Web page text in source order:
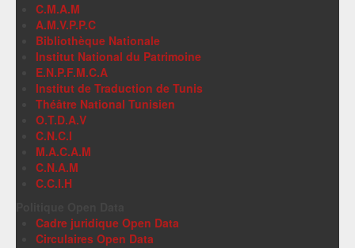
C.M.A.M
A.M.V.P.P.C
Bibliothèque Nationale
Institut National du Patrimoine
E.N.P.F.M.C.A
Institut de Traduction de Tunis
Théâtre National Tunisien
O.T.D.A.V
C.N.C.I
M.A.C.A.M
C.N.A.M
C.C.I.H
Cadre juridique Open Data
Circulaires Open Data